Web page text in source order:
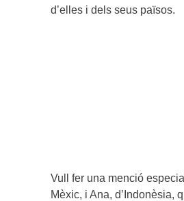
d’elles i dels seus països.
Vull fer una menció
Mèxic, i Ana, d’Indonèsia,